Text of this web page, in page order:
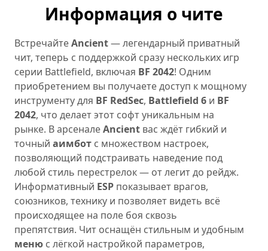
Информация о чите
ВстречайтеAncient— легендарный приватный
чит, теперь с поддержкой сразу нескольких игр
серии Battlefield, включая BF 2042! Одним
приобретением вы получаете доступ к мощному
инструменту для BF RedSec, Battlefield 6 и BF
2042, что делает этот софт уникальным на
рынке. В арсеналеAncient вас ждёт гибкий и
точный аимбот с множеством настроек,
позволяющий подстраивать наведение под
любой стиль перестрелок — от легит до рейдж.
Информативный ESP показывает врагов,
союзников, технику и позволяет видеть всё
происходящее на поле боя сквозь
препятствия. Чит оснащён стильным и удобным
меню с лёгкой настройкой параметров,